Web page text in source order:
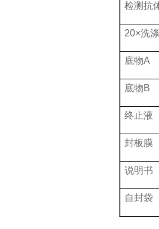
检测抗
20×洗
底物A
底物B
终止液
封板膜
说明书
自封袋